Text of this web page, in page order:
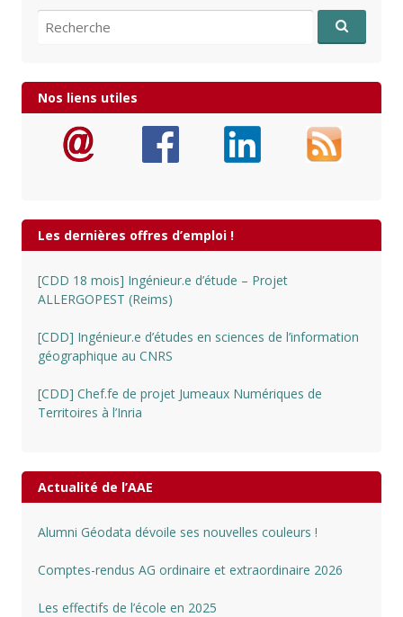
Recherche pour:
Nos liens utiles
Les dernières offres d’emploi !
[CDD 18 mois] Ingénieur.e d’étude – Projet
ALLERGOPEST (Reims)
[CDD] Ingénieur.e d’études en sciences de l’information
géographique au CNRS
[CDD] Chef.fe de projet Jumeaux Numériques de
Territoires à l’Inria
Actualité de l’AAE
Alumni Géodata dévoile ses nouvelles couleurs !
Comptes-rendus AG ordinaire et extraordinaire 2026
Les effectifs de l’école en 2025